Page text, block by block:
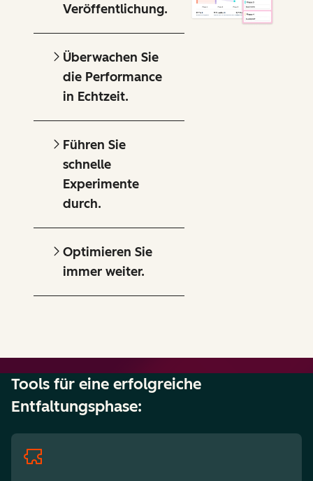
Veröffentlichung.
Überwachen Sie
die Performance
in Echtzeit.
Führen Sie
schnelle
Experimente
durch.
Optimieren Sie
immer weiter.
Tools für eine erfolgreiche
Entfaltungsphase: